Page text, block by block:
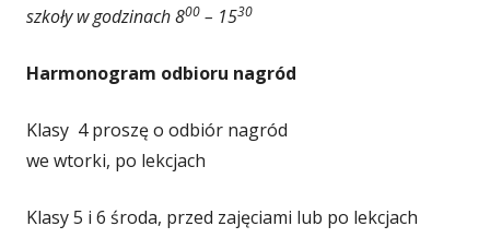
szkoły w godzinach 800 – 1530
Harmonogram odbioru nagród
Klasy 4 proszę o odbiór nagród
we wtorki, po lekcjach
Klasy 5 i 6 środa, przed zajęciami lub po lekcjach